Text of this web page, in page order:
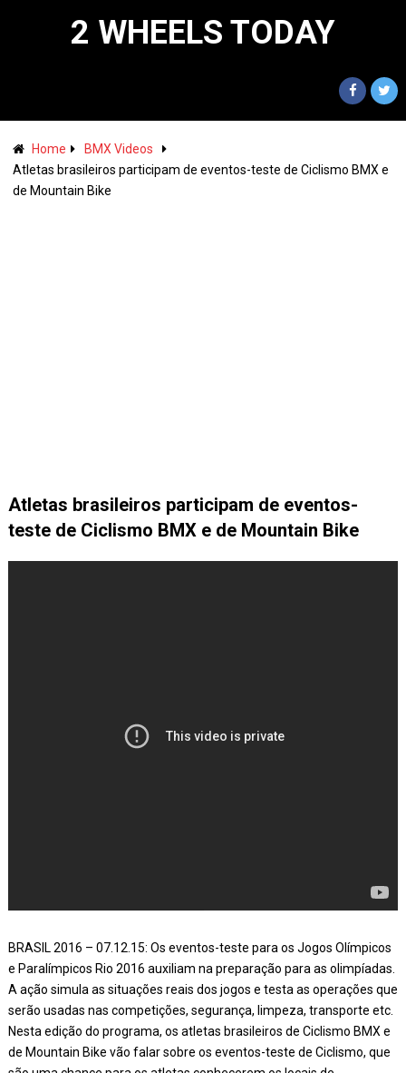
2 WHEELS TODAY
Home
BMX Videos
Atletas brasileiros participam de eventos-teste de Ciclismo BMX e
de Mountain Bike
Atletas brasileiros participam de eventos-
teste de Ciclismo BMX e de Mountain Bike
BRASIL 2016 – 07.12.15: Os eventos-teste para os Jogos Olímpicos
e Paralímpicos Rio 2016 auxiliam na preparação para as olimpíadas.
A ação simula as situações reais dos jogos e testa as operações que
serão usadas nas competições, segurança, limpeza, transporte etc.
Nesta edição do programa, os atletas brasileiros de Ciclismo BMX e
de Mountain Bike vão falar sobre os eventos-teste de Ciclismo, que